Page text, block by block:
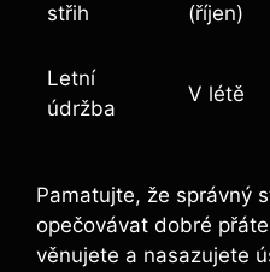
střih
(říjen)
Letní
údržba
V létě
Pamatujte, že správný
opečovávat dobré
věnujete a nasazujete